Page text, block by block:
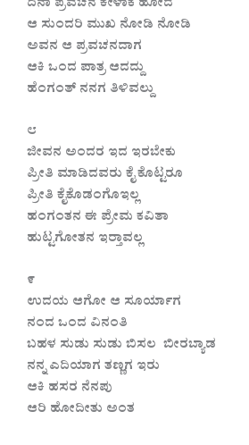
ದಿನಾ ಪ್ರವಚನ ಕೇಳಾಕ ಹೋದ
ಆ ಸುಂದರಿ ಮುಖ ನೋಡಿ ನೋಡಿ
ಅವನ ಆ ಪ್ರವಚನದಾಗ
ಆಕಿ ಒಂದ ಪಾತ್ರ ಆದದ್ದು
ಹೆಂಗಂತ್ ನನಗ ತಿಳಿವಲ್ದು
೮
ಜೀವನ ಅಂದರ ಇದ ಇರಬೇಕು
ಪ್ರೀತಿ ಮಾಡಿದವರು ಕೈ ಕೊಟ್ಟರೂ
ಪ್ರೀತಿ ಕೈಕೊಡಂಗೊಇಲ್ಲ
ಹಂಗಂತನ ಈ ಪ್ರೇಮ ಕವಿತಾ
ಹುಟ್ಟಗೋತನ ಇರ‍್ತಾವಲ್ಲ
೯
ಉದಯ ಆಗೋ ಆ ಸೂರ್ಯಾಗ
ನಂದ ಒಂದ ವಿನಂತಿ
ಬಹಳ ಸುಡು ಸುಡು ಬಿಸಲ ಬೀರಬ್ಯಾಡ
ನನ್ನ ಎದಿಯಾಗ ತಣ್ಣಗ ಇರು
ಆಕಿ ಹಸರ ನೆನಪು
ಆರಿ ಹೋದೀತು ಅಂತ